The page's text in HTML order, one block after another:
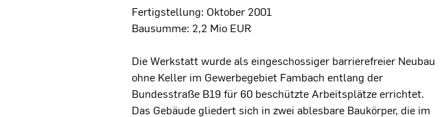
Projektbeschreibung
Fertigstellung: Oktober 2001
Bausumme: 2,2 Mio EUR
Die Werkstatt wurde als eingeschossiger barrierefreier Neubau
ohne Keller im Gewerbegebiet Fambach entlang der
Bundesstraße B19 für 60 beschützte Arbeitsplätze errichtet.
Das Gebäude gliedert sich in zwei ablesbare Baukörper, die im